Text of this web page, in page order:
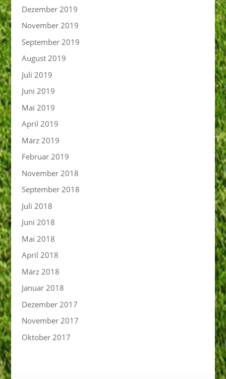
Dezember 2019
November 2019
September 2019
August 2019
Juli 2019
Juni 2019
Mai 2019
April 2019
März 2019
Februar 2019
November 2018
September 2018
Juli 2018
Juni 2018
Mai 2018
April 2018
März 2018
Januar 2018
Dezember 2017
November 2017
Oktober 2017